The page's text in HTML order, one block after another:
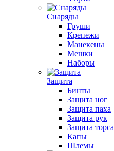
Снаряды
Груши
Крепежи
Манекены
Мешки
Наборы
Защита
Бинты
Защита ног
Защита паха
Защита рук
Защита торса
Капы
Шлемы